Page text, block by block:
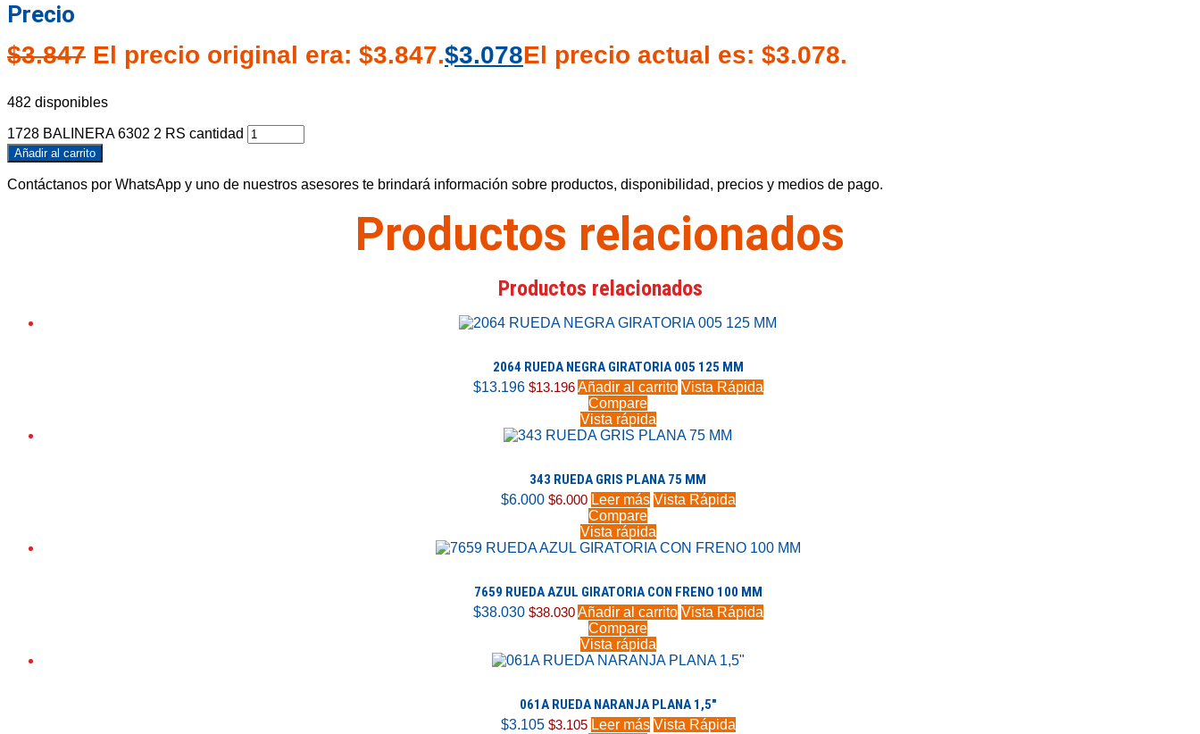
Precio
$3.847 El precio original era: $3.847.$3.078El precio actual es: $3.078.
482 disponibles
1728 BALINERA 6302 2 RS cantidad
Añadir al carrito
Contáctanos por WhatsApp y uno de nuestros asesores te brindará información sobre productos, disponibilidad, precios y medios de pago.
Productos relacionados
Productos relacionados
2064 RUEDA NEGRA GIRATORIA 005 125 MM
$13.196 $13.196 Añadir al carrito Vista Rápida
Compare
Vista rápida
343 RUEDA GRIS PLANA 75 MM
$6.000 $6.000 Leer más Vista Rápida
Compare
Vista rápida
7659 RUEDA AZUL GIRATORIA CON FRENO 100 MM
$38.030 $38.030 Añadir al carrito Vista Rápida
Compare
Vista rápida
061A RUEDA NARANJA PLANA 1,5″
$3.105 $3.105 Leer más Vista Rápida